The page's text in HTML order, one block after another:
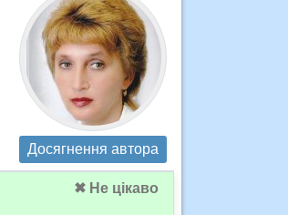
Досягнення автора
✖ Не цікаво